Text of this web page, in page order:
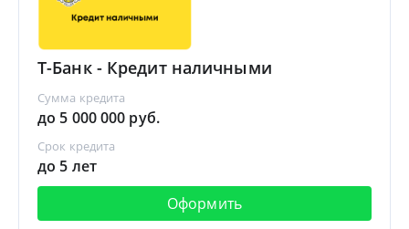
Т-Банк - Кредит наличными
Сумма кредита
до 5 000 000 руб.
Срок кредита
до 5 лет
Оформить